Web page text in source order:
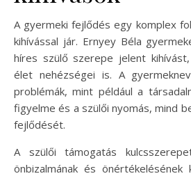
A gyermeki fejlődés egy komplex
kihívással jár. Ernyey Béla
híres szülő szerepe jelent
élet nehézségei is. A
problémák, mint például a
figyelme és a szülői nyomás, mind
fejlődését.
A szülői támogatás
önbizalmának és önértékelésének